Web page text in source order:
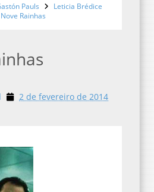
Pauls
Leticia Brédice
Nove Rainhas
2 de fevereiro de 2014